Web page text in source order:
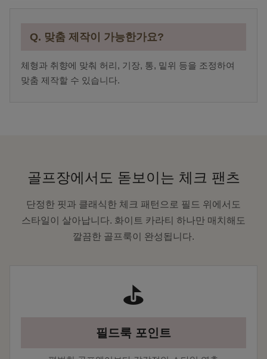
Q. 맞춤 제작이 가능한가요?
체형과 취향에 맞춰 허리, 기장, 통, 밑위 등을 조정하여
맞춤 제작할 수 있습니다.
골프장에서도 돋보이는 체크 팬츠
단정한 핏과 클래식한 체크 패턴으로 필드 위에서도
스타일이 살아납니다. 화이트 카라티 하나만 매치해도
깔끔한 골프룩이 완성됩니다.
⛳
필드룩 포인트